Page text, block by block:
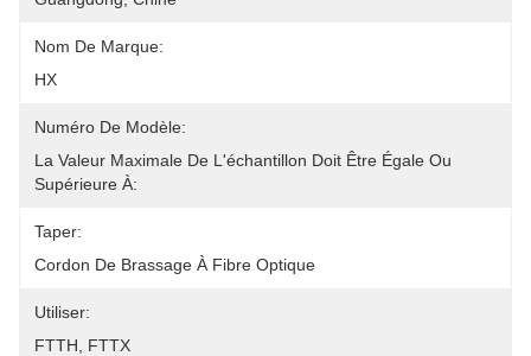
Nom De Marque:
HX
Numéro De Modèle:
La Valeur Maximale De L'échantillon Doit Être Égale Ou
Supérieure À:
Taper:
Cordon De Brassage À Fibre Optique
Utiliser:
FTTH, FTTX